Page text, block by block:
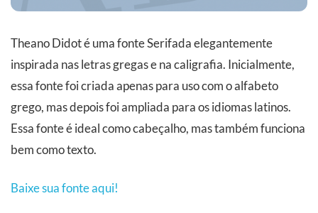
Theano Didot é uma fonte Serifada elegantemente
inspirada nas letras gregas e na caligrafia. Inicialmente,
essa fonte foi criada apenas para uso com o alfabeto
grego, mas depois foi ampliada para os idiomas latinos.
Essa fonte é ideal como cabeçalho, mas também funciona
bem como texto.
Baixe sua fonte aqui!